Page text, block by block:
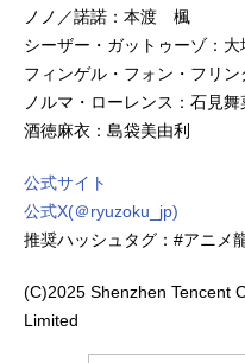
ノノ／諾諾：本渡 楓
シーザー・ガットゥーゾ：大
フィンゲル・フォン・フリ
ノルマ・ローレンス：石見舞
酒徳麻衣：島袋美由利
公式サイト
公式X(＠ryuzoku_jp)
推奨ハッシュタグ：#アニメ
(C)2025 Shenzhen Tencent
Limited